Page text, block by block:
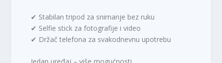
✔ Stabilan tripod za snimanje bez ruku
✔ Selfie stick za fotografije i video
✔ Držač telefona za svakodnevnu upotrebu